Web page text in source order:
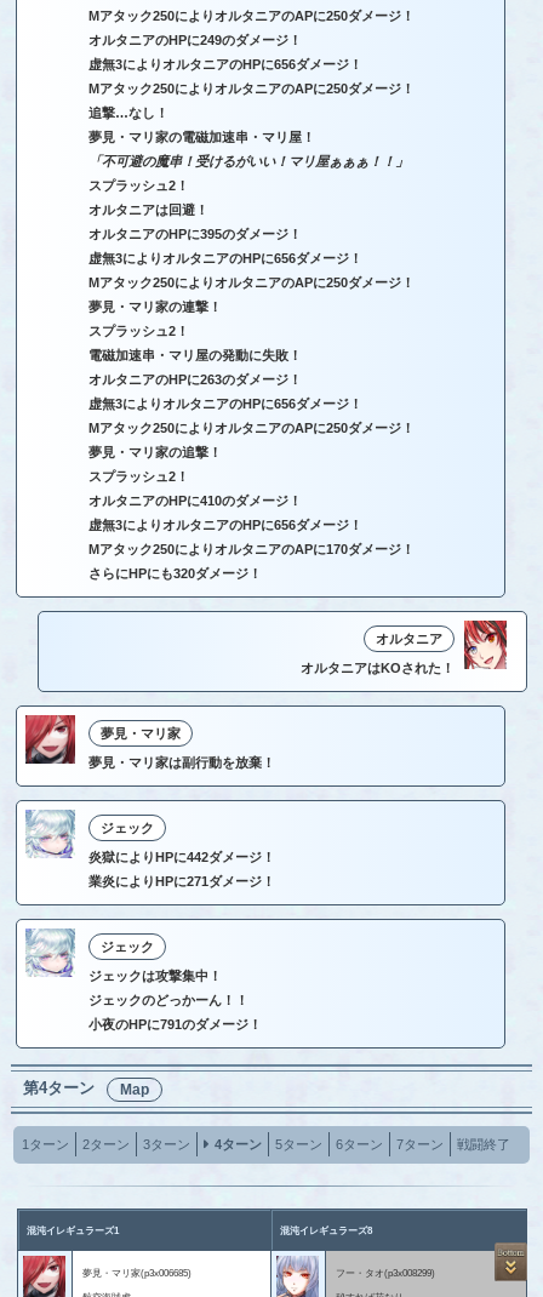
Mアタック250によりオルタニアのAPに250ダメージ！
オルタニアのHPに249のダメージ！
虚無3によりオルタニアのHPに656ダメージ！
Mアタック250によりオルタニアのAPに250ダメージ！
追撃…なし！
夢見・マリ家の電磁加速串・マリ屋！
「不可避の魔串！受けるがいい！マリ屋ぁぁぁ！！」
スプラッシュ2！
オルタニアは回避！
オルタニアのHPに395のダメージ！
虚無3によりオルタニアのHPに656ダメージ！
Mアタック250によりオルタニアのAPに250ダメージ！
夢見・マリ家の連撃！
スプラッシュ2！
電磁加速串・マリ屋の発動に失敗！
オルタニアのHPに263のダメージ！
虚無3によりオルタニアのHPに656ダメージ！
Mアタック250によりオルタニアのAPに250ダメージ！
夢見・マリ家の追撃！
スプラッシュ2！
オルタニアのHPに410のダメージ！
虚無3によりオルタニアのHPに656ダメージ！
Mアタック250によりオルタニアのAPに170ダメージ！
さらにHPにも320ダメージ！
オルタニア
オルタニアはKOされた！
夢見・マリ家
夢見・マリ家は副行動を放棄！
ジェック
炎獄によりHPに442ダメージ！
業炎によりHPに271ダメージ！
ジェック
ジェックは攻撃集中！
ジェックのどっかーん！！
小夜のHPに791のダメージ！
第4ターン Map
1ターン 2ターン 3ターン 4ターン 5ターン 6ターン 7ターン 戦闘終了
混沌イレギュラーズ1 混沌イレギュラーズ8
夢見・マリ家(p3x006685)
フー・タオ(p3x008299)